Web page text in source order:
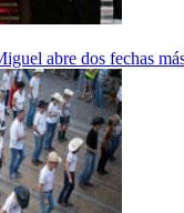
abre dos fechas